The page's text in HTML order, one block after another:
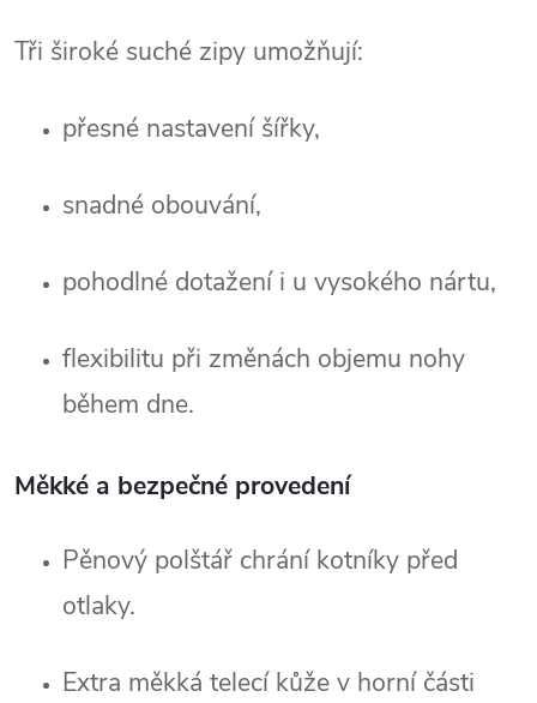
Tři široké suché zipy umožňují:
přesné nastavení šířky,
snadné obouvání,
pohodlné dotažení i u vysokého nártu,
flexibilitu při změnách objemu nohy
během dne.
Měkké a bezpečné provedení
Pěnový polštář chrání kotníky před
otlaky.
Extra měkká telecí kůže v horní části